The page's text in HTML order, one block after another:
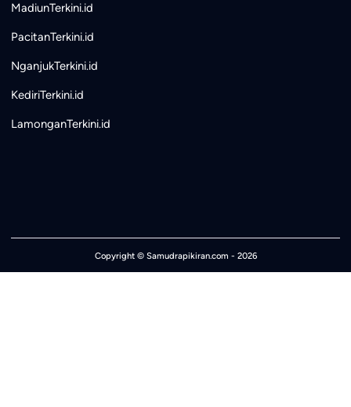
MadiunTerkini.id
PacitanTerkini.id
NganjukTerkini.id
KediriTerkini.id
LamonganTerkini.id
Copyright © Samudrapikiran.com - 2026